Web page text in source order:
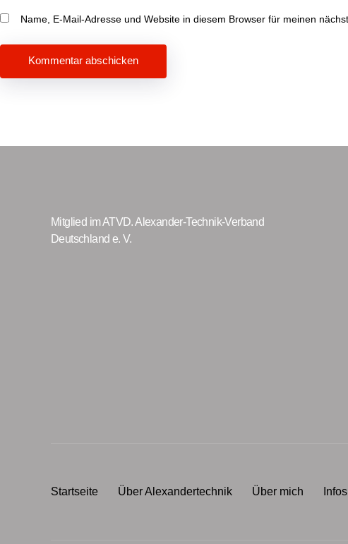
Name, E-Mail-Adresse und Website in diesem Browser für meinen
Mitglied im ATVD. Alexander-Technik-Verband
Deutschland e. V.
Startseite Über Alexandertechnik Über mich